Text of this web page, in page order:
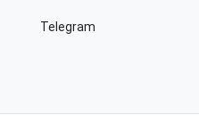
Telegram